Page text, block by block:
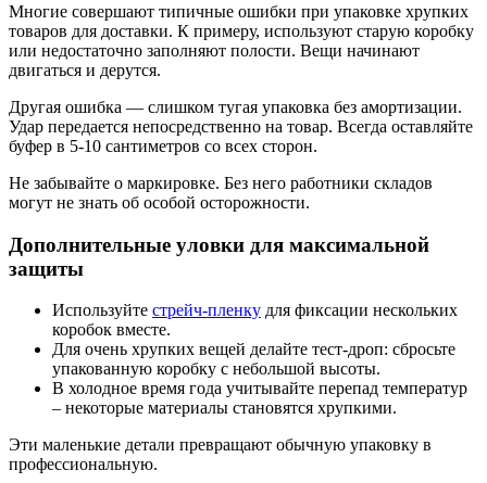
Многие совершают типичные ошибки при упаковке хрупких
товаров для доставки. К примеру, используют старую коробку
или недостаточно заполняют полости. Вещи начинают
двигаться и дерутся.
Другая ошибка — слишком тугая упаковка без амортизации.
Удар передается непосредственно на товар. Всегда оставляйте
буфер в 5-10 сантиметров со всех сторон.
Не забывайте о маркировке. Без него работники складов
могут не знать об особой осторожности.
Дополнительные уловки для максимальной
защиты
Используйте стрейч-пленку для фиксации нескольких
коробок вместе.
Для очень хрупких вещей делайте тест-дроп: сбросьте
упакованную коробку с небольшой высоты.
В холодное время года учитывайте перепад температур
– некоторые материалы становятся хрупкими.
Эти маленькие детали превращают обычную упаковку в
профессиональную.